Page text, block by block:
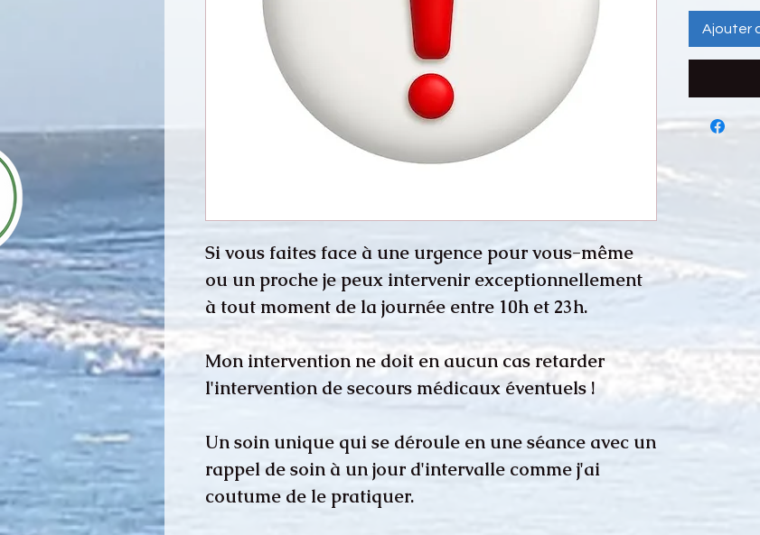
Si vous faites face à une urgence pour vous-même
ou un proche je peux intervenir exceptionnellement
à tout moment de la journée entre 10h et 23h.
Mon intervention ne doit en aucun cas retarder
l'intervention de secours médicaux éventuels !
Un soin unique qui se déroule en une séance avec un
rappel de soin à un jour d'intervalle comme j'ai
coutume de le pratiquer.
Ajouter